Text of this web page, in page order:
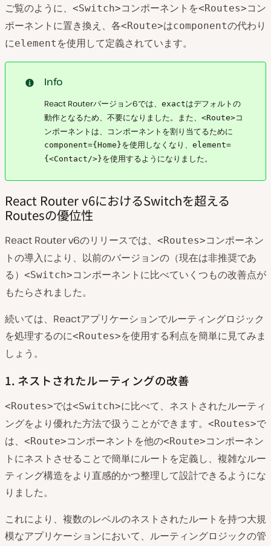
ご覧のように、 <Switch>コンポーネントを<Routes>コン
ポーネントに置き換え、各<Route>はcomponentの代わり
にelement を使用して定義されています。
Info
React Routerバージョン6では、 exactはデフォルトの
動作となるため、不要になりました。また、 <Route>コ
ンポーネントは、コンポーネントを割り当てるために
component={Home}を使用しなくなり、 element=
{<Contact/>}を使用するようになりました。
React Router v6におけるSwitchを超える
Routesの優位性
React Router v6のリリースでは、 <Routes>コンポーネン
トの導入により、以前のバージョンの（現在は非推奨であ
る） <Switch>コンポーネントに比べていくつもの改善点が
もたらされました。
続いては、Reactアプリケーションでルーティングロジック
を処理するのに<Routes>を使用する利点を簡単に見てみま
しょう。
1. ネストされたルーティングの改善
<Routes>では<Switch>に比べて、ネストされたルーティ
ングをより優れた方法で扱うことができます。 <Routes>で
は、 <Route>コンポーネントを他の<Route>コンポーネン
トにネストさせることで簡単にルートを定義し、複雑なルー
ティング構造をより直感的かつ整理して設計できるようにな
りました。
これにより、複数のレベルのネストされたルートを持つ大規
模なアプリケーションにおいて、ルーティングロジックの管